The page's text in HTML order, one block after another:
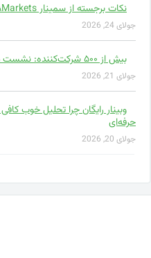
نکات برجسته از سمینار AMarkets
جولای 24, 2026
بیش از ۵۰۰ شرکت‌کننده: نشست معامله‌گران آمارکتس چگونه گذشت
جولای 21, 2026
وبینار رایگان چرا تحلیل خوب
حرفه‌ای
جولای 20, 2026